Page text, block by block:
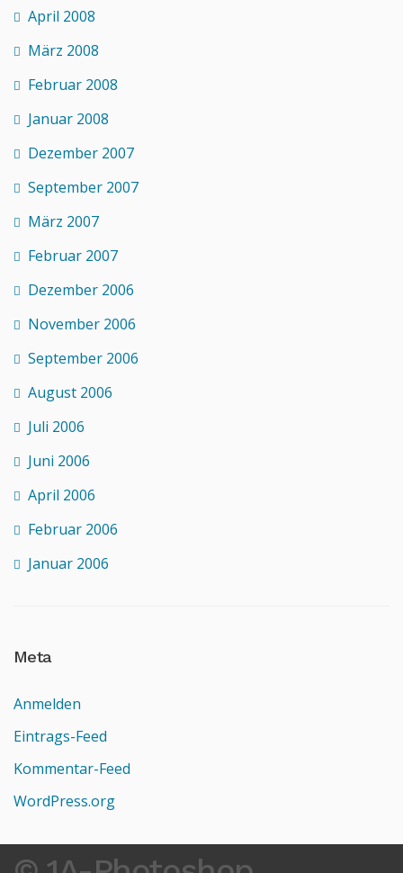
April 2008
März 2008
Februar 2008
Januar 2008
Dezember 2007
September 2007
März 2007
Februar 2007
Dezember 2006
November 2006
September 2006
August 2006
Juli 2006
Juni 2006
April 2006
Februar 2006
Januar 2006
Meta
Anmelden
Eintrags-Feed
Kommentar-Feed
WordPress.org